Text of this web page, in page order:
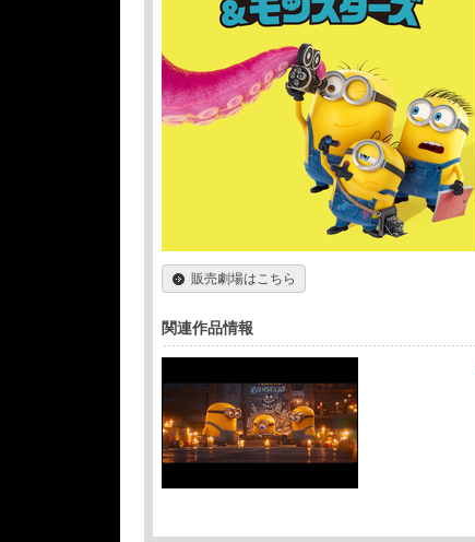
販売劇場はこちら
関連作品情報